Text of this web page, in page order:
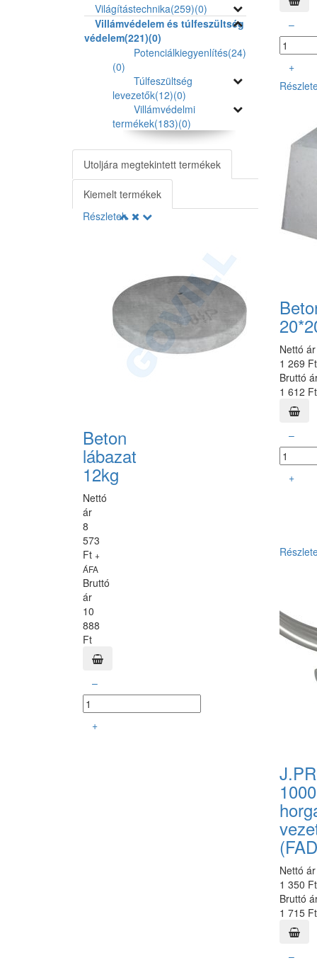
Világítástechnika(259)(0)
Villámvédelem és túlfeszültség
védelem(221)(0)
Potenciálkiegyenlítés(24)
(0)
Túlfeszültség
levezetők(12)(0)
Villámvédelmi
termékek(183)(0)
Utoljára megtekintett termékek
Kiemelt termékek
Részletek
Beton
lábazat
12kg
Nettó
ár
8
573
Ft +
ÁFA
Bruttó
ár
10
888
Ft
–
+
–
+
Nettó ár
1 269
Bruttó
1 612 Ft
–
+
Nettó ár
1 350
Bruttó
1 715 Ft
–